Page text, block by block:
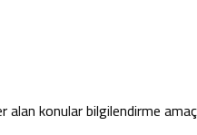
konular bilgilendirme